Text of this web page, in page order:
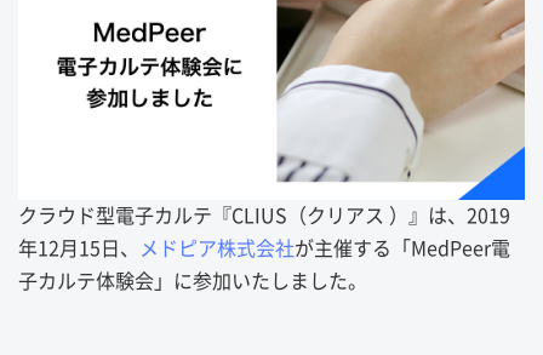
クラウド型電子カルテ『CLIUS（クリアス ）』は、2019
年12月15日、
メドピア株式会社が主催する「MedPeer電
子カルテ体験会」に参加いたしました。